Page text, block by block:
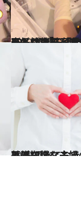
2022.10.11
不妊検査をしてくれない夫とは離婚 「今度こそ子どもがいる家庭を築きたい」 【卵子凍結のリアル #2】
ライフスタイル
2019.8.21
不妊に悩む夫婦の割合は？ 知っておきたい妊活基礎知識
ライフスタイル